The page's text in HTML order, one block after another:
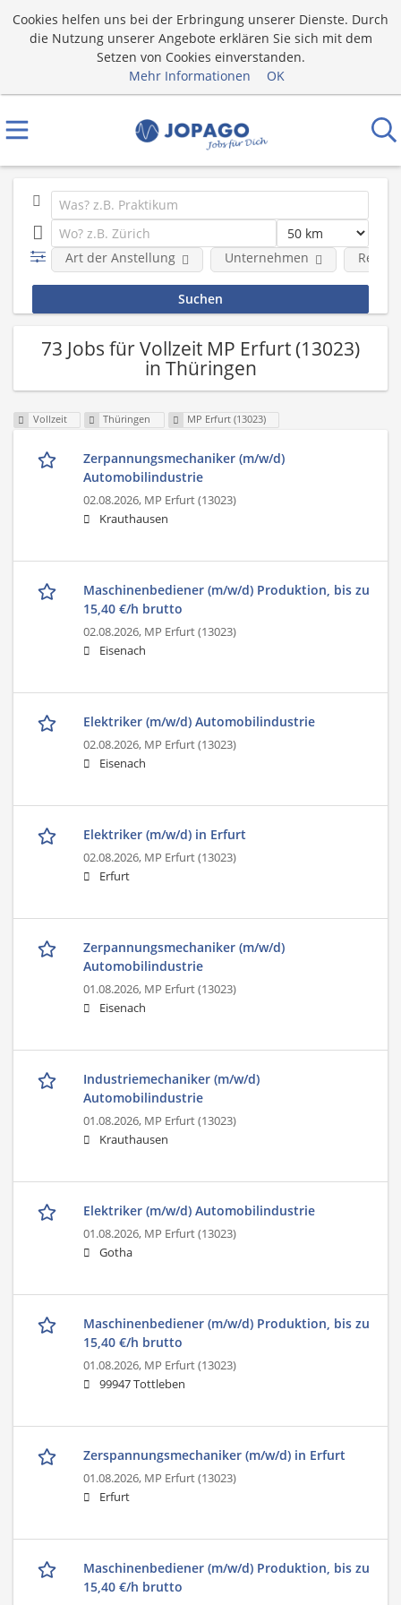
Cookies helfen uns bei der Erbringung unserer Dienste. Durch
die Nutzung unserer Angebote erklären Sie sich mit dem
Setzen von Cookies einverstanden.
Mehr Informationen
OK
Art der Anstellung Unternehmen Region
73 Jobs für Vollzeit MP Erfurt (13023)
in Thüringen
Vollzeit Thüringen MP Erfurt (13023)
Zerpannungsmechaniker (m/w/d)
Automobilindustrie
02.08.2026, MP Erfurt (13023)
Krauthausen
Maschinenbediener (m/w/d) Produktion, bis zu
15,40 €/h brutto
02.08.2026, MP Erfurt (13023)
Eisenach
Elektriker (m/w/d) Automobilindustrie
02.08.2026, MP Erfurt (13023)
Eisenach
Elektriker (m/w/d) in Erfurt
02.08.2026, MP Erfurt (13023)
Erfurt
Zerpannungsmechaniker (m/w/d)
Automobilindustrie
01.08.2026, MP Erfurt (13023)
Eisenach
Industriemechaniker (m/w/d)
Automobilindustrie
01.08.2026, MP Erfurt (13023)
Krauthausen
Elektriker (m/w/d) Automobilindustrie
01.08.2026, MP Erfurt (13023)
Gotha
Maschinenbediener (m/w/d) Produktion, bis zu
15,40 €/h brutto
01.08.2026, MP Erfurt (13023)
99947 Tottleben
Zerspannungsmechaniker (m/w/d) in Erfurt
01.08.2026, MP Erfurt (13023)
Erfurt
Maschinenbediener (m/w/d) Produktion, bis zu
15,40 €/h brutto